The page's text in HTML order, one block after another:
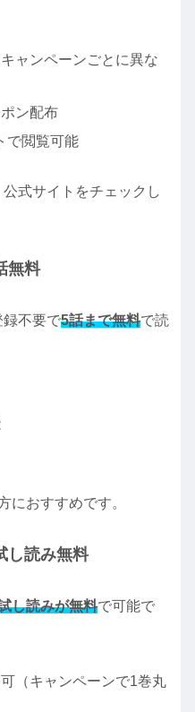
ャンペーンごとに異な
ン配布
で閲覧可能
式サイトをチェックし
無料
録不要で5話まで無料で読
におすすめです。
し読み無料
し読みが無料で可能で
（キャンペーンで1巻丸